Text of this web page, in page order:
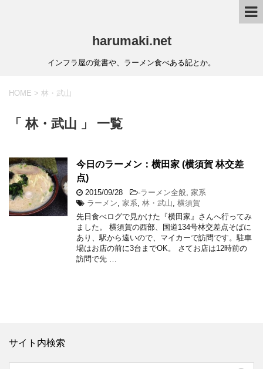
harumaki.net
インフラ屋の覚書や、ラーメン食べある記とか。
HOME > 林・武山
「 林・武山 」 一覧
今日のラーメン：横田家 (横須賀 林交差
点)
2015/09/28 -ラーメン全般 家系
ラーメン 家系 林・武山 横須賀
先日食べログで見かけた『横田家』さんへ行ってみ
ました。 横須賀の西部、国道134号林交差点そばに
あり、駅から遠いので、マイカーで訪問です。駐車
場はお店の前に3台までOK。 さてお店は12時前の
訪問で先 …
サイト内検索